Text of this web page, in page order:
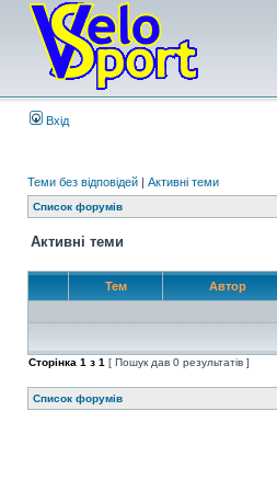
Вхід
Теми без відповідей | Активні теми
Список форумів
Активні теми
Тем Автор
Сторінка 1 з 1 [ Пошук дав 0 результатів ]
Список форумів